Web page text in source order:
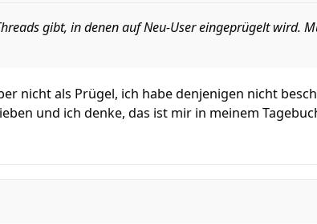
gibt, in denen auf Neu-User eingeprügelt wird.
nicht als Prügel, ich habe denjenigen nicht
und ich denke, das ist mir in meinem